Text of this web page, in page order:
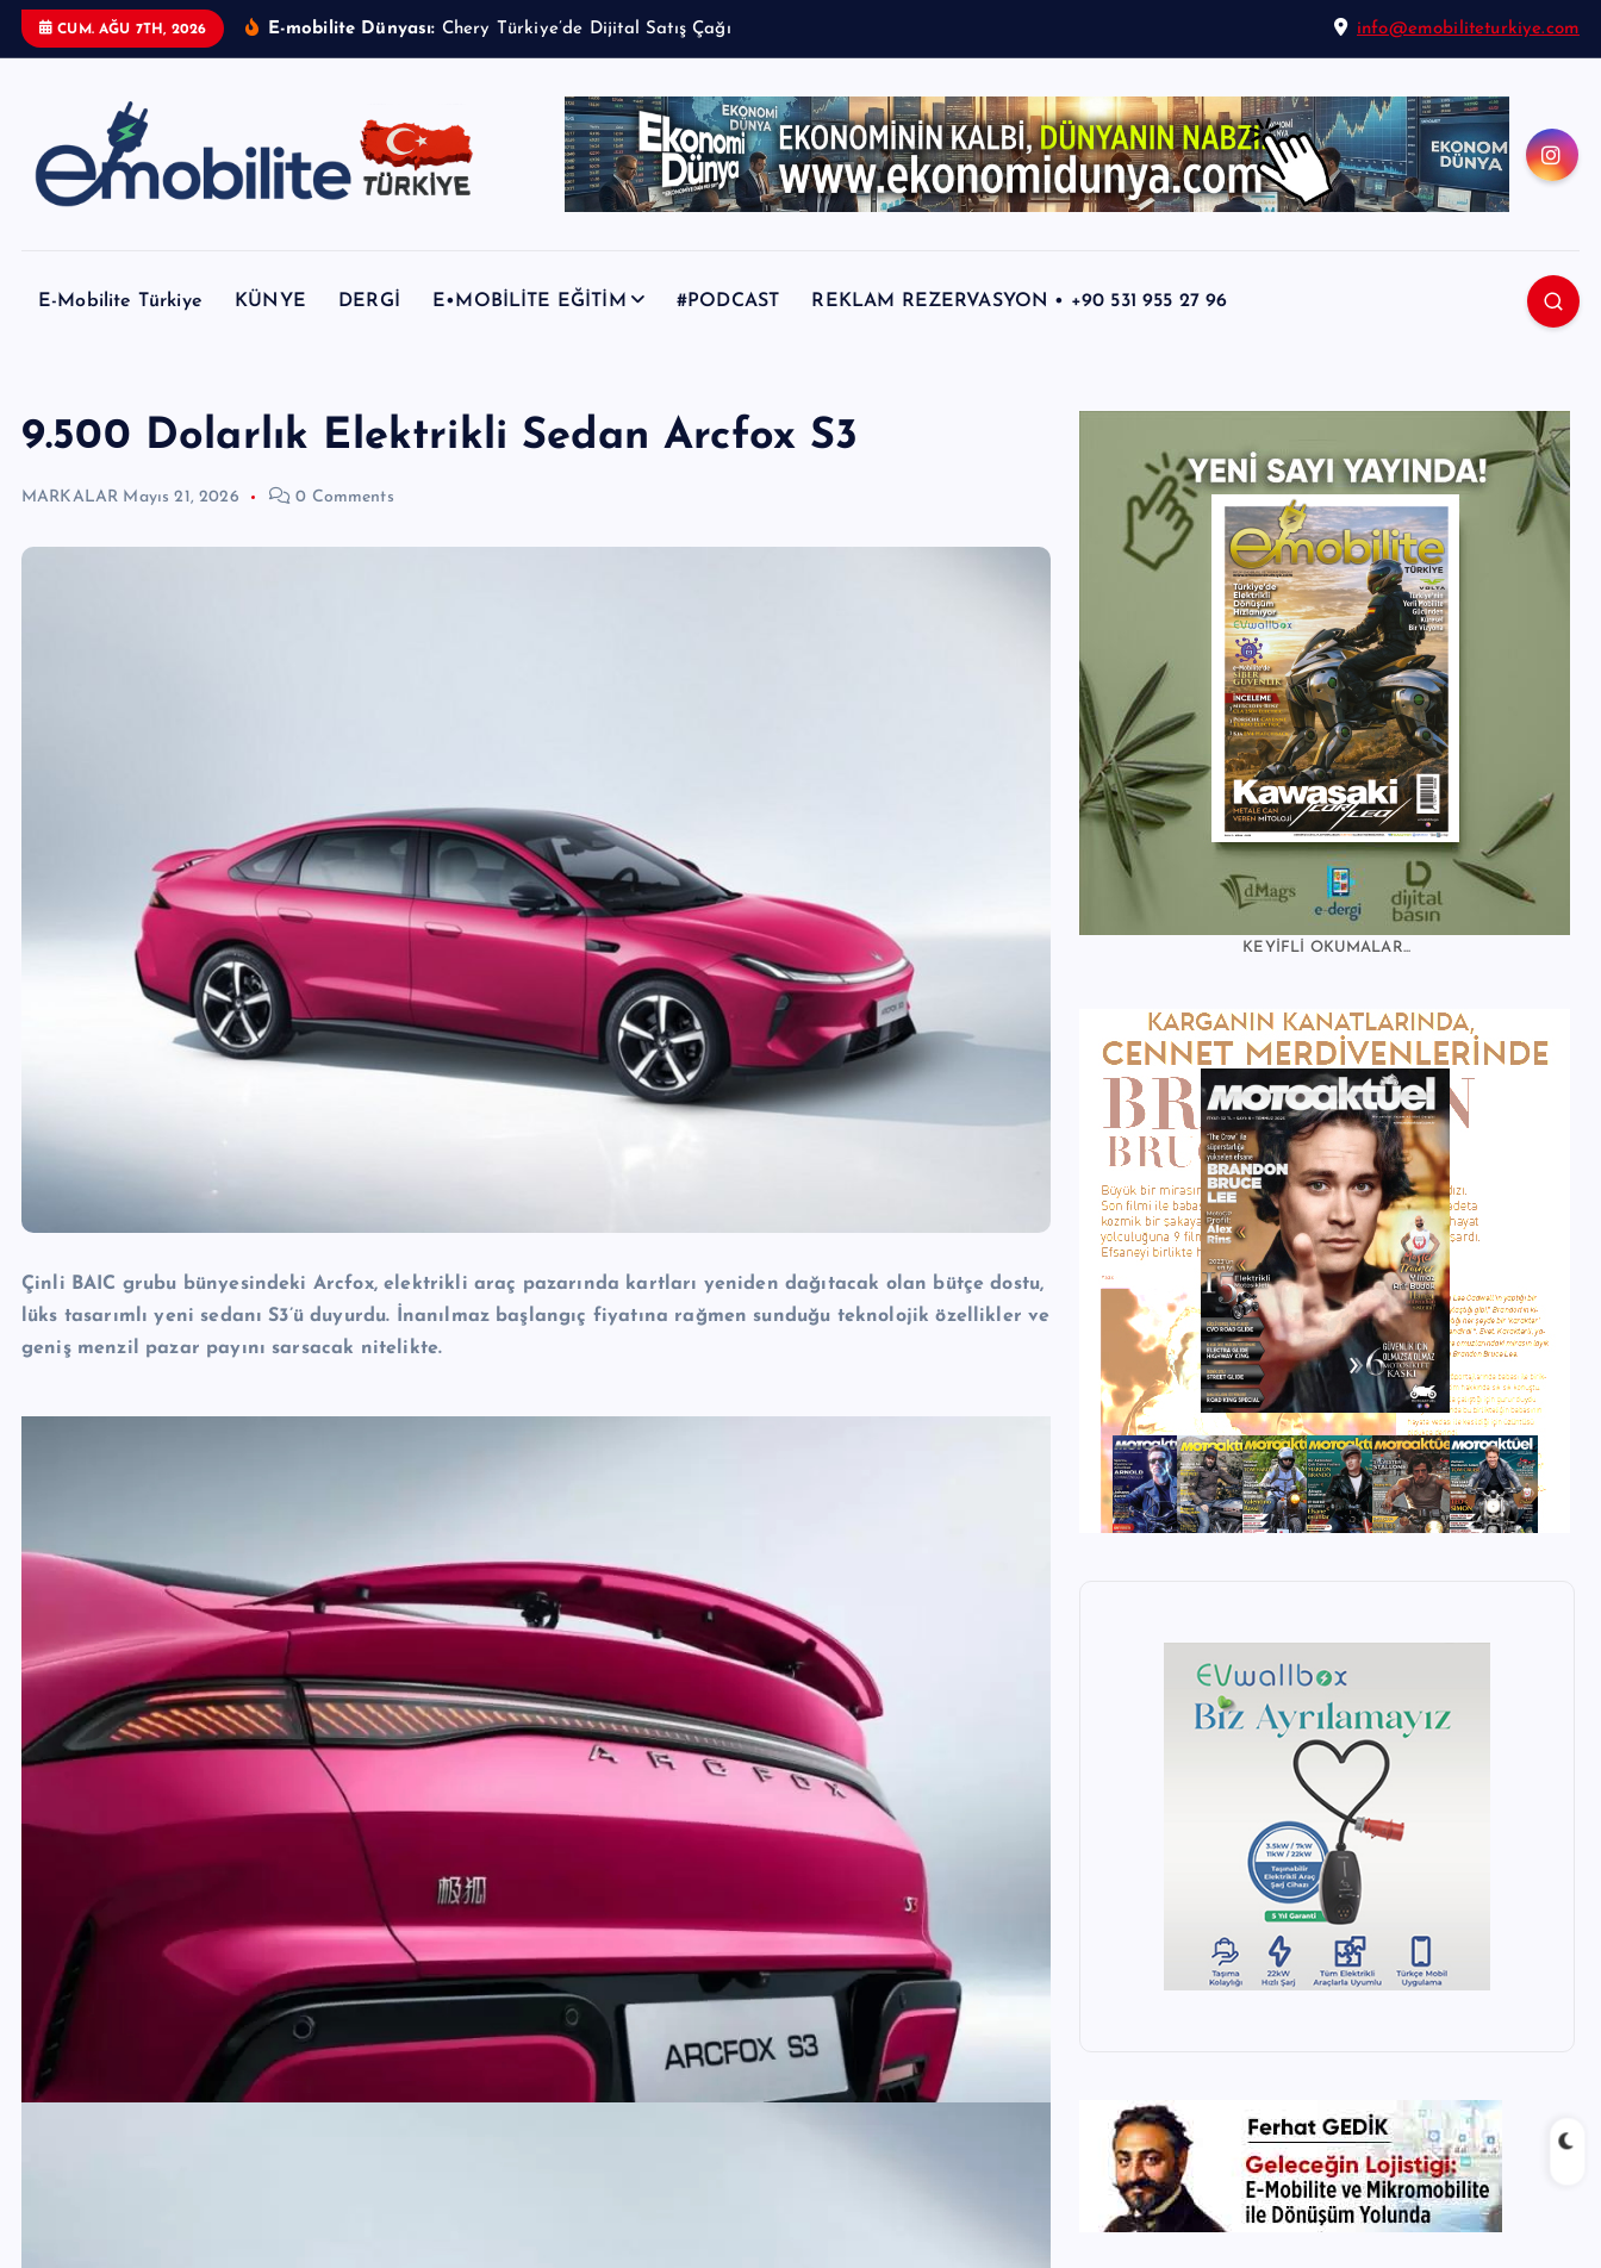
CUM. AĞU 7TH, 2026 E-mobilite Dünyası: info@emobiliteturkiye.com
E-Mobilite Türkiye KÜNYE DERGİ E•MOBİLİTE EĞİTİM #PODCAST REKLAM REZERVASYON • +90 531 955 27 96
9.500 Dolarlık Elektrikli Sedan Arcfox S3
MARKALAR Mayıs 21, 2026 0 Comments
Çinli BAIC grubu bünyesindeki Arcfox, elektrikli araç pazarında kartları yeniden dağıtacak olan bütçe dostu,
lüks tasarımlı yeni sedanı S3’ü duyurdu. İnanılmaz başlangıç fiyatına rağmen sunduğu teknolojik özellikler ve
geniş menzil pazar payını sarsacak nitelikte.
KEYİFLİ OKUMALAR...